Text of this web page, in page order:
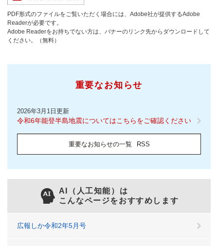
PDF形式のファイルをご覧いただく場合には、Adobe社が提供するAdobe
Readerが必要です。
Adobe Readerをお持ちでない方は、バナーのリンク先からダウンロードして
ください。（無料）
重要なお知らせ
2026年3月1日更新
令和6年能登半島地震についてはこちらをご確認ください
重要なお知らせの一覧 RSS
AI（人工知能）は
こんなページをおすすめします
広報しか令和2年5月号